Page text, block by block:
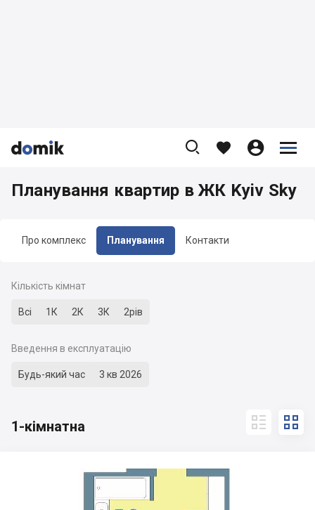


    


Про комплекс Планування Контакти
Планування квартир в ЖК Kyiv Sky
Кількість кімнат
Всі 1К 2К 3К 2рів
Введення в експлуатацію
Будь-який час 3 кв 2026
1-кімнатна  